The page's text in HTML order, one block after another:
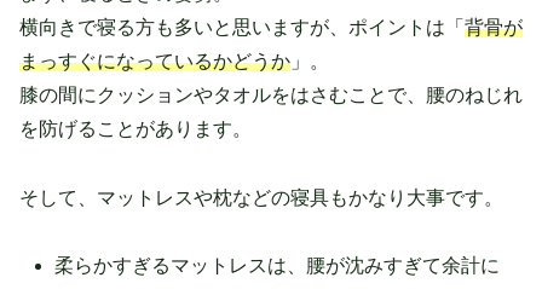
横向きで寝る方も多いと思いますが、ポイントは「 背骨が
まっすぐになっているかどうか 」。
膝の間にクッションやタオルをはさむことで、腰のねじれ
を防げることがあります。
そして、マットレスや枕などの寝具もかなり大事です。
柔らかすぎるマットレスは、腰が沈みすぎて余計に